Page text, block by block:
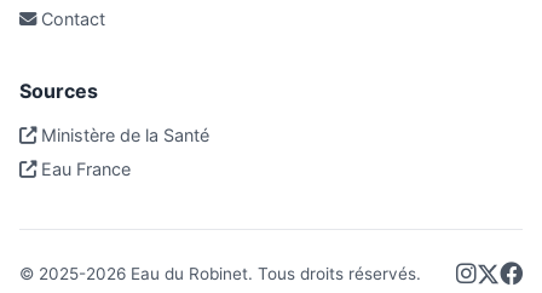
Contact
Sources
Ministère de la Santé
Eau France
© 2025-2026 Eau du Robinet. Tous droits réservés.